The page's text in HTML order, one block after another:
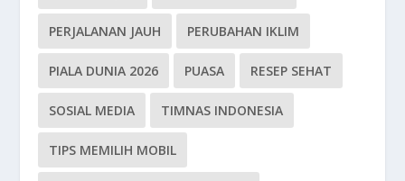
PERJALANAN JAUH PERUBAHAN IKLIM
PIALA DUNIA 2026 PUASA RESEP SEHAT
SOSIAL MEDIA TIMNAS INDONESIA
TIPS MEMILIH MOBIL